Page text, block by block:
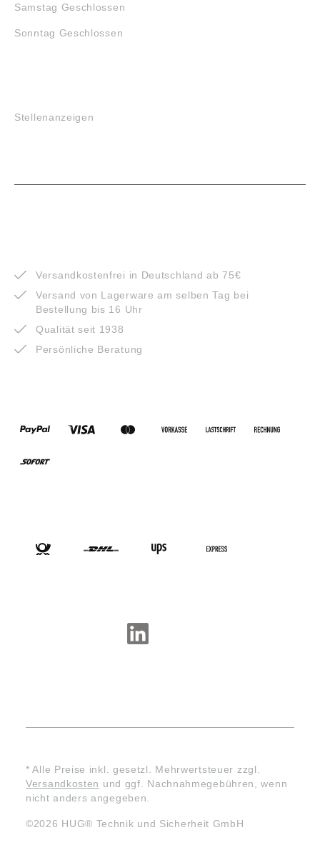
Samstag Geschlossen
Sonntag Geschlossen
Stellenanzeigen
Versandkostenfrei in Deutschland ab 75€
Versand von Lagerware am selben Tag bei
Bestellung bis 16 Uhr
Qualität seit 1938
Persönliche Beratung
* Alle Preise inkl. gesetzl. Mehrwertsteuer zzgl.
Versandkosten und ggf. Nachnahmegebühren, wenn
nicht anders angegeben.
©2026 HUG® Technik und Sicherheit GmbH